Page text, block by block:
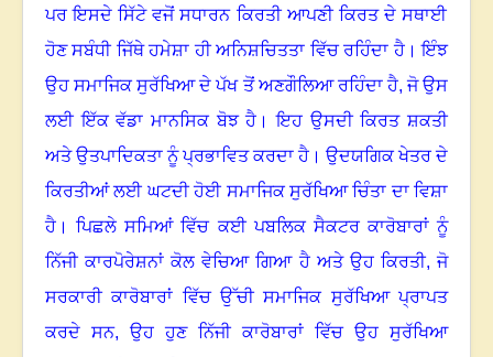
ਪਰ ਇਸਦੇ ਸਿੱਟੇ ਵਜੋਂ ਸਧਾਰਨ ਕਿਰਤੀ ਆਪਣੀ ਕਿਰਤ ਦੇ ਸਥਾਈ
ਹੋਣ ਸਬੰਧੀ ਜਿੱਥੇ ਹਮੇਸ਼ਾ ਹੀ ਅਨਿਸ਼ਚਿਤਤਾ ਵਿੱਚ ਰਹਿੰਦਾ ਹੈ।ਇੰਝ
ਉਹ ਸਮਾਜਿਕ ਸੁਰੱਖਿਆ ਦੇ ਪੱਖ ਤੋਂ ਅਣਗੌਲਿਆ ਰਹਿੰਦਾ ਹੈ, ਜੋ ਉਸ
ਲਈ ਇੱਕ ਵੱਡਾ ਮਾਨਸਿਕ ਬੋਝ ਹੈ ।ਇਹ ਉਸਦੀ ਕਿਰਤ ਸ਼ਕਤੀ
ਅਤੇ ਉਤਪਾਦਿਕਤਾ ਨੂੰ ਪ੍ਰਭਾਵਿਤ ਕਰਦਾ ਹੈ। ਉਦਯਗਿਕ ਖੇਤਰ ਦੇ
ਕਿਰਤੀਆਂ ਲਈ ਘਟਦੀ ਹੋਈ ਸਮਾਜਿਕ ਸੁਰੱਖਿਆ ਚਿੰਤਾ ਦਾ ਵਿਸ਼ਾ
ਹੈ। ਪਿਛਲੇ ਸਮਿਆਂ ਵਿੱਚ ਕਈ ਪਬਲਿਕ ਸੈਕਟਰ ਕਾਰੋਬਾਰਾਂ ਨੂੰ
ਨਿੱਜੀ ਕਾਰਪੋਰੇਸ਼ਨਾਂ ਕੋਲ ਵੇਚਿਆ ਗਿਆ ਹੈ ਅਤੇ ਉਹ ਕਿਰਤੀ, ਜੋ
ਸਰਕਾਰੀ ਕਾਰੋਬਾਰਾਂ ਵਿੱਚ ਉੱਚੀ ਸਮਾਜਿਕ ਸੁਰੱਖਿਆ ਪ੍ਰਾਪਤ
ਕਰਦੇ ਸਨ, ਉਹ ਹੁਣ ਨਿੱਜੀ ਕਾਰੋਬਾਰਾਂ ਵਿੱਚ ਉਹ ਸੁਰੱਖਿਆ